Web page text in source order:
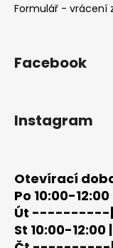
Formulář - vrácení
Facebook
Instagram
Otevírací
Po 10:00-
Út ----------|
St 10:00-12:00